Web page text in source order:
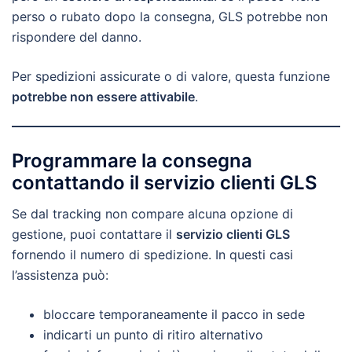
perso o rubato dopo la consegna, GLS potrebbe non
rispondere del danno.
Per spedizioni assicurate o di valore, questa funzione
potrebbe non essere attivabile.
Programmare la consegna
contattando il servizio clienti GLS
Se dal tracking non compare alcuna opzione di
gestione, puoi contattare il servizio clienti GLS
fornendo il numero di spedizione. In questi casi
l’assistenza può:
bloccare temporaneamente il pacco in sede
indicarti un punto di ritiro alternativo